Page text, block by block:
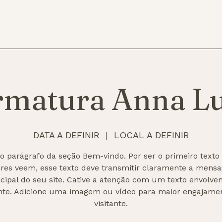
Anna
DATA A DEFINIR
  |
LOCAL A DEFINIR
parágrafo da seção Bem-vindo. Por ser o primeiro texto
veem, esse texto deve transmitir claramente a
do seu site. Cative a atenção com um texto
Adicione uma imagem ou vídeo para maior
visitante.